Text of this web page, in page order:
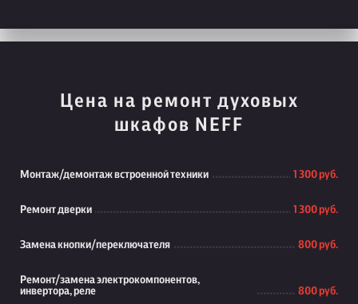
Цена на ремонт духовых
шкафов NEFF
Монтаж/демонтаж встроенной техники 1 300 руб.
Ремонт дверки 1 300 руб.
Замена кнопки/переключателя 800 руб.
Ремонт/замена электрокомпонентов,
инвертора, реле
800 руб.